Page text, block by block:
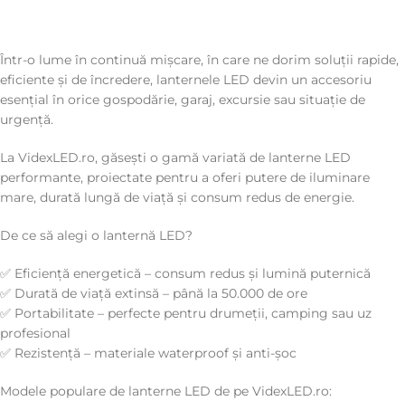
Într-o lume în continuă mișcare, în care ne dorim soluții rapide,
eficiente și de încredere, lanternele LED devin un accesoriu
esențial în orice gospodărie, garaj, excursie sau situație de
urgență.
La VidexLED.ro, găsești o gamă variată de lanterne LED
performante, proiectate pentru a oferi putere de iluminare
mare, durată lungă de viață și consum redus de energie.
De ce să alegi o lanternă LED?
✅ Eficiență energetică – consum redus și lumină puternică
✅ Durată de viață extinsă – până la 50.000 de ore
✅ Portabilitate – perfecte pentru drumeții, camping sau uz
profesional
✅ Rezistență – materiale waterproof și anti-șoc
Modele populare de lanterne LED de pe VidexLED.ro: